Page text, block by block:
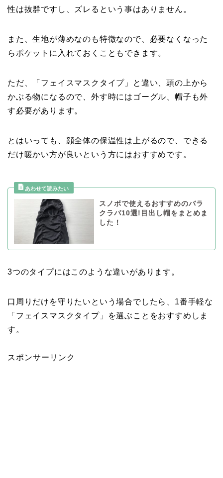
性は抜群ですし、ズレるという事はありません。
また、生地が薄めなのも特徴なので、必要なくなった
らポケットに入れておくこともできます。
ただ、「フェイスマスクタイプ」と違い、頭の上から
かぶる物になるので、外す時にはゴーグル、帽子も外
す必要があります。
とはいっても、顔全体の保温性は上がるので、できる
だけ暖かい方が良いという方にはおすすめです。
スノボで使えるおすすめのバラ
クラバ10選!目出し帽をまとめま
した！
3つのタイプにはこのような違いがあります。
口周りだけを守りたいという場合でしたら、1番手軽な
「フェイスマスクタイプ」を選ぶことをおすすめしま
す。
スポンサーリンク